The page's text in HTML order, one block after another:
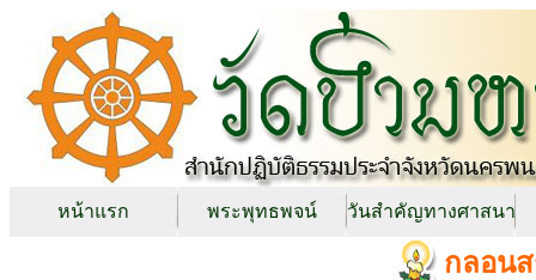
หน้าแรก พระพุทธพจน์ วันสำคัญทางศาสนา
กลอน